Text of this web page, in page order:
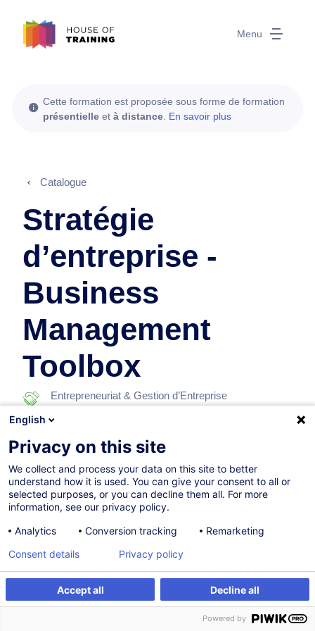
Menu
S'inscrire Formation sur mesure
Cette formation est proposée sous forme de formation
présentielle et à distance En savoir plus
Catalogue
Stratégie
d’entreprise -
Business
Management
Toolbox
Entrepreneuriat & Gestion d’Entreprise
En collaboration avec:
5h
Formation présentielle
English
Privacy on this site
We collect and process your data on this site to better
understand how it is used. You can give your consent to all or
selected purposes, or you can decline them all. For more
information, see our privacy policy.
Analytics
Conversion tracking Remarketing
Accept all Decline all
Consent details Privacy policy
Powered by